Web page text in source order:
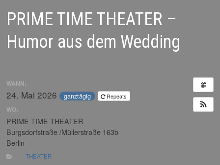
PRIME TIME THEATER –
Humor aus dem Wedding
WANN:
24. Mai 2026 ganztägig Repeats
WO:
PRIME TIME THEATER
Burgsdorfstraße /Müllerstraße 163b
Berlin
THEATER